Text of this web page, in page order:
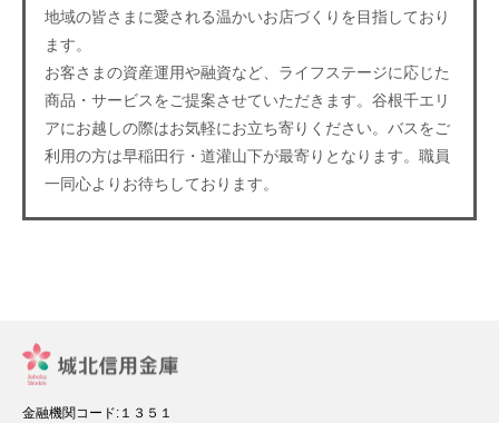
地域の皆さまに愛される温かいお店づくりを目指しており
ます。
お客さまの資産運用や融資など、ライフステージに応じた
商品・サービスをご提案させていただきます。谷根千エリ
アにお越しの際はお気軽にお立ち寄りください。バスをご
利用の方は早稲田行・道灌山下が最寄りとなります。職員
一同心よりお待ちしております。
金融機関コード:１３５１